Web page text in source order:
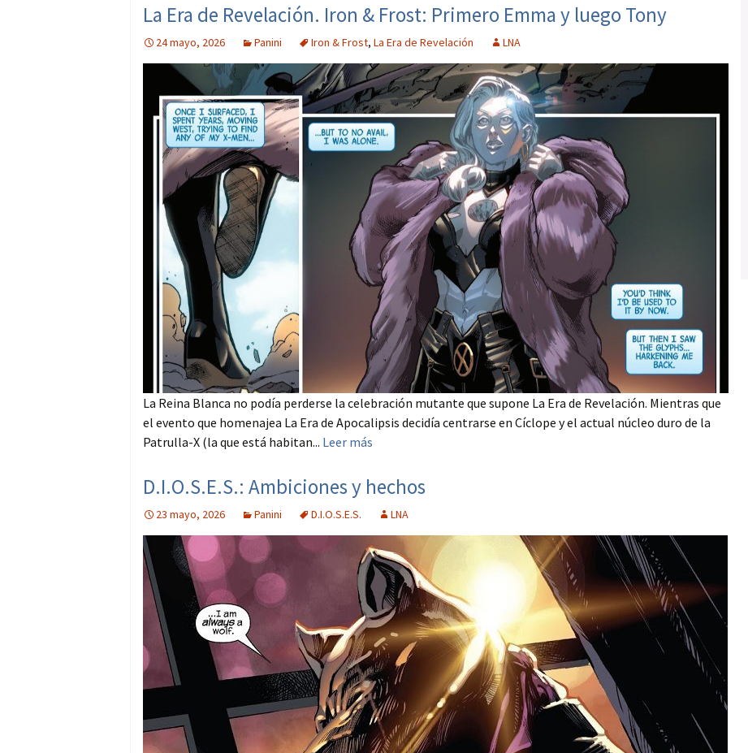
La Era de Revelación. Iron & Frost: Primero Emma y luego Tony
24 mayo, 2026 Panini Iron & Frost, La Era de Revelación LNA
La Reina Blanca no podía perderse la celebración mutante que supone La Era de Revelación. Mientras que
el evento que homenajea La Era de Apocalipsis decidía centrarse en Cíclope y el actual núcleo duro de la
Patrulla-X (la que está habitan... Leer más
D.I.O.S.E.S.: Ambiciones y hechos
23 mayo, 2026 Panini D.I.O.S.E.S. LNA